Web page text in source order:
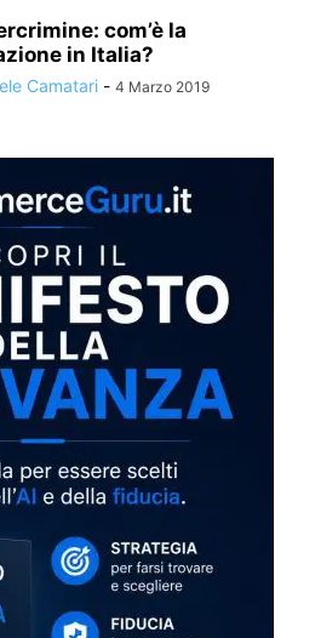
com’è la
in Italia?
Camatari - 4 Marzo 2019